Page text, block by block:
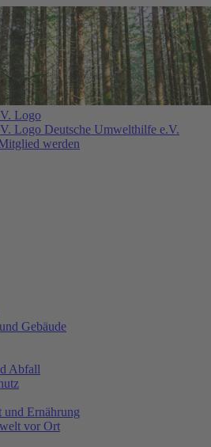
Deutsche Umwelthilfe e.V.
werden
Gebäude
Abfall
und Ernährung
vor Ort